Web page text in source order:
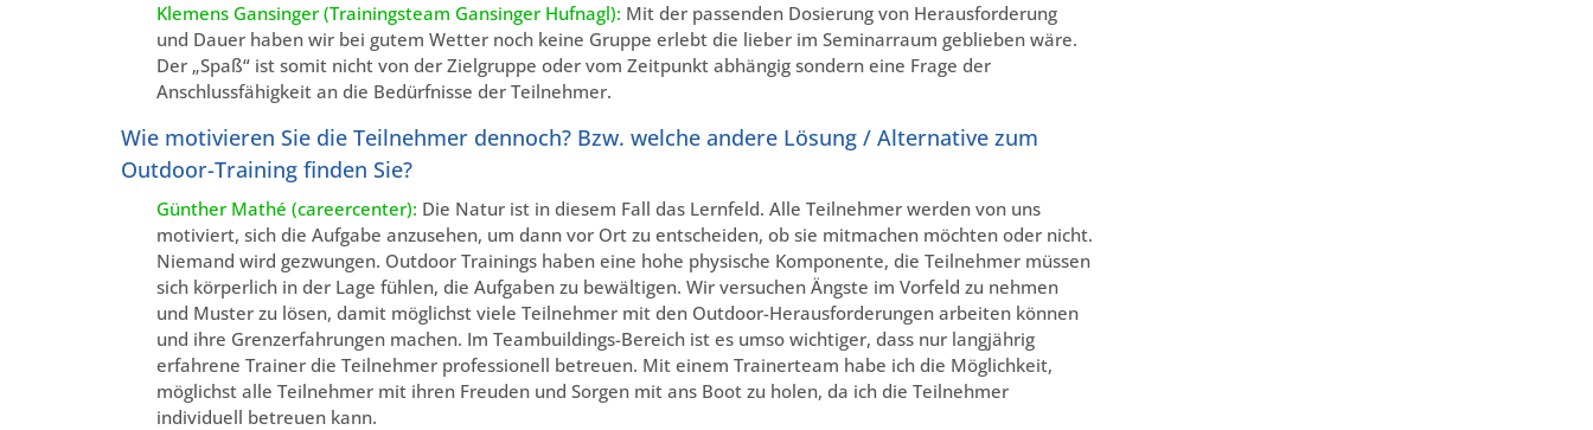
Klemens Gansinger (Trainingsteam Gansinger Hufnagl): Mit der passenden Dosierung von Herausforderung
und Dauer haben wir bei gutem Wetter noch keine Gruppe erlebt die lieber im Seminarraum geblieben wäre.
Der „Spaß“ ist somit nicht von der Zielgruppe oder vom Zeitpunkt abhängig sondern eine Frage der
Anschlussfähigkeit an die Bedürfnisse der Teilnehmer.
Wie motivieren Sie die Teilnehmer dennoch? Bzw. welche andere Lösung / Alternative zum
Outdoor-Training finden Sie?
Günther Mathé (careercenter): Die Natur ist in diesem Fall das Lernfeld. Alle Teilnehmer werden von uns
motiviert, sich die Aufgabe anzusehen, um dann vor Ort zu entscheiden, ob sie mitmachen möchten oder nicht.
Niemand wird gezwungen. Outdoor Trainings haben eine hohe physische Komponente, die Teilnehmer müssen
sich körperlich in der Lage fühlen, die Aufgaben zu bewältigen. Wir versuchen Ängste im Vorfeld zu nehmen
und Muster zu lösen, damit möglichst viele Teilnehmer mit den Outdoor-Herausforderungen arbeiten können
und ihre Grenzerfahrungen machen. Im Teambuildings-Bereich ist es umso wichtiger, dass nur langjährig
erfahrene Trainer die Teilnehmer professionell betreuen. Mit einem Trainerteam habe ich die Möglichkeit,
möglichst alle Teilnehmer mit ihren Freuden und Sorgen mit ans Boot zu holen, da ich die Teilnehmer
individuell betreuen kann.